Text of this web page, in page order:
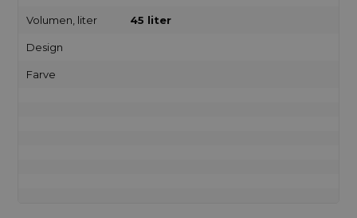
Volumen, liter 45 liter
Design
Farve